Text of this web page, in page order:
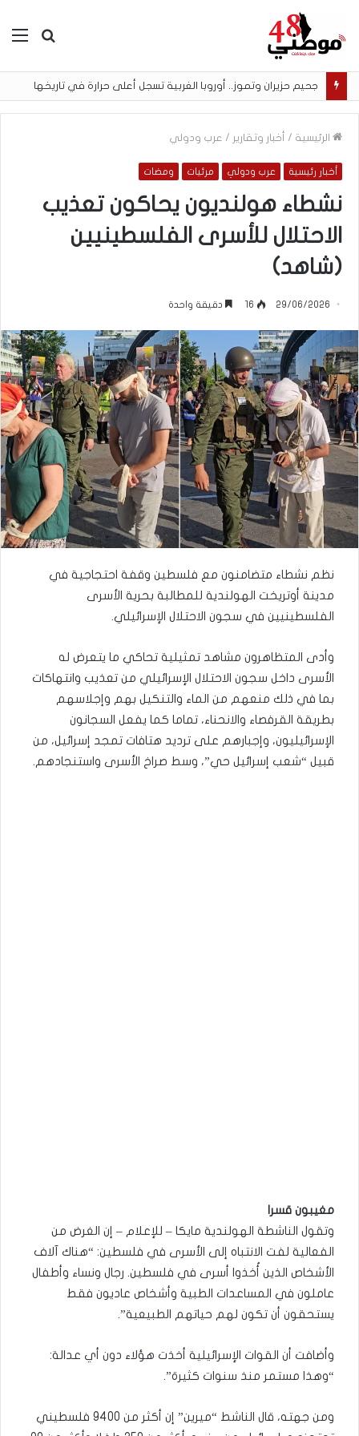
بحث
جحيم حزيران وتموز.. أوروبا الغربية تسجل أعلى حرارة في تاريخها
الرئيسية / أخبار وتقارير / عرب ودولي
أخبار رئيسية عرب ودولي مرئيات ومضات
نشطاء هولنديون يحاكون تعذيب
الاحتلال للأسرى الفلسطينيين
(شاهد)
29/06/2026
16 دقيقة واحدة
نظم نشطاء متضامنون مع فلسطين وقفة احتجاجية في
مدينة أوتريخت الهولندية للمطالبة بحرية الأسرى
الفلسطينيين في سجون الاحتلال الإسرائيلي.
وأدى المتظاهرون مشاهد تمثيلية تحاكي ما يتعرض له
الأسرى داخل سجون الاحتلال الإسرائيلي من تعذيب وانتهاكات
بما في ذلك منعهم من الماء والتنكيل بهم وإجلاسهم
بطريقة القرفصاء والانحناء، تماما كما يفعل السجانون
الإسرائيليون، وإجبارهم على ترديد هتافات تمجد إسرائيل، من
قبيل “شعب إسرائيل حي”، وسط صراخ الأسرى واستنجادهم.
مغيبون قسرا
وتقول الناشطة الهولندية مايكا – للإعلام – إن الغرض من
الفعالية لفت الانتباه إلى الأسرى في فلسطين: “هناك آلاف
الأشخاص الذين أُخذوا أسرى في فلسطين. رجال ونساء وأطفال
عاملون في المساعدات الطبية وأشخاص عاديون فقط
يستحقون أن تكون لهم حياتهم الطبيعية”.
وأضافت أن القوات الإسرائيلية أخذت هؤلاء دون أي عدالة:
“وهذا مستمر منذ سنوات كثيرة”.
ومن جهته، قال الناشط “ميرين” إن أكثر من 9400 فلسطيني